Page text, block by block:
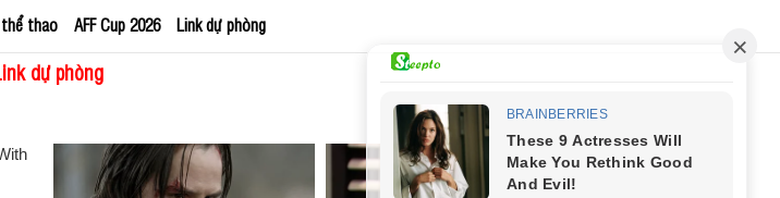
thao AFF Cup 2026 Link dự phòng
dự phòng